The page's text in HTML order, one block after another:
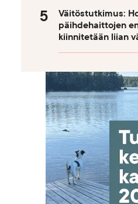
Väitöstutkimus:
päihdehaittojen
kiinnitetään liian